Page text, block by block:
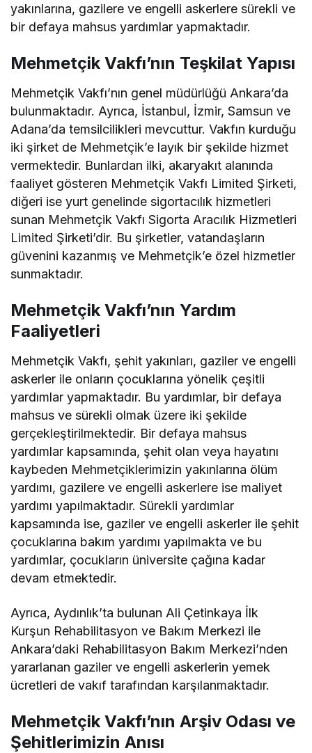
yakınlarına, gazilere ve engelli askerlere sürekli ve
bir defaya mahsus yardımlar yapmaktadır.
Mehmetçik Vakfı’nın Teşkilat Yapısı
Mehmetçik Vakfı’nın genel müdürlüğü Ankara’da
bulunmaktadır. Ayrıca, İstanbul, İzmir, Samsun ve
Adana’da temsilcilikleri mevcuttur. Vakfın kurduğu
iki şirket de Mehmetçik’e layık bir şekilde hizmet
vermektedir. Bunlardan ilki, akaryakıt alanında
faaliyet gösteren Mehmetçik Vakfı Limited Şirketi,
diğeri ise yurt genelinde sigortacılık hizmetleri
sunan Mehmetçik Vakfı Sigorta Aracılık Hizmetleri
Limited Şirketi’dir. Bu şirketler, vatandaşların
güvenini kazanmış ve Mehmetçik’e özel hizmetler
sunmaktadır.
Mehmetçik Vakfı’nın Yardım
Faaliyetleri
Mehmetçik Vakfı, şehit yakınları, gaziler ve engelli
askerler ile onların çocuklarına yönelik çeşitli
yardımlar yapmaktadır. Bu yardımlar, bir defaya
mahsus ve sürekli olmak üzere iki şekilde
gerçekleştirilmektedir. Bir defaya mahsus
yardımlar kapsamında, şehit olan veya hayatını
kaybeden Mehmetçiklerimizin yakınlarına ölüm
yardımı, gazilere ve engelli askerlere ise maliyet
yardımı yapılmaktadır. Sürekli yardımlar
kapsamında ise, gaziler ve engelli askerler ile şehit
çocuklarına bakım yardımı yapılmakta ve bu
yardımlar, çocukların üniversite çağına kadar
devam etmektedir.
Ayrıca, Aydınlık’ta bulunan Ali Çetinkaya İlk
Kurşun Rehabilitasyon ve Bakım Merkezi ile
Ankara’daki Rehabilitasyon Bakım Merkezi’nden
yararlanan gaziler ve engelli askerlerin yemek
ücretleri de vakıf tarafından karşılanmaktadır.
Mehmetçik Vakfı’nın Arşiv Odası ve
Şehitlerimizin Anısı